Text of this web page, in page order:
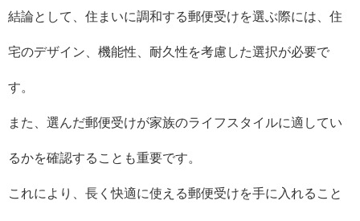
結論として、住まいに調和する郵便受けを選ぶ際には、住
宅のデザイン、機能性、耐久性を考慮した選択が必要で
す。
また、選んだ郵便受けが家族のライフスタイルに適してい
るかを確認することも重要です。
これにより、長く快適に使える郵便受けを手に入れること